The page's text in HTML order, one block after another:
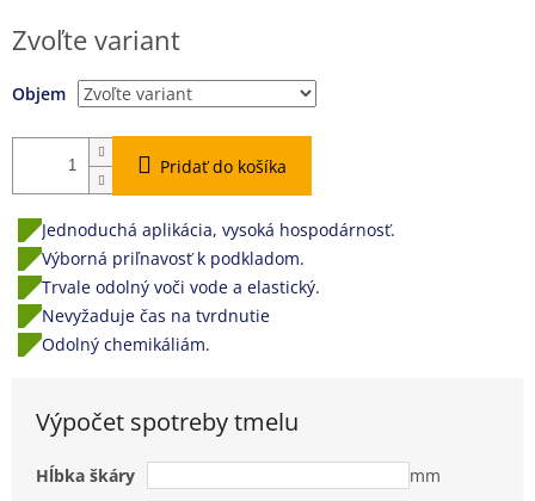
cena:
Zvoľte variant
Objem
Pridať do košíka
Jednoduchá aplikácia, vysoká hospodárnosť.
Výborná priľnavosť k podkladom.
Trvale odolný voči vode a elastický.
Nevyžaduje čas na tvrdnutie
Odolný chemikáliám.
Výpočet spotreby tmelu
Hĺbka škáry
mm